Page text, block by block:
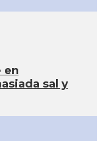
en
sal y